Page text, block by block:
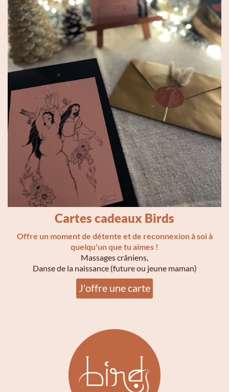
Cartes cadeaux Birds
Offre un moment de détente et de reconnexion à soi à
quelqu'un que tu aimes !
Massages crâniens,
Danse de la naissance (future ou jeune maman)
J'offre une carte